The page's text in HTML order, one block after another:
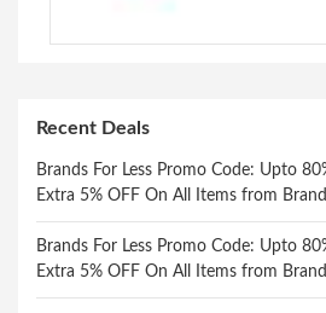
Recent Deals
Brands For Less Promo Code: Upto
Extra 5% OFF On All Items from
Brands For Less Promo Code: Upto
Extra 5% OFF On All Items from